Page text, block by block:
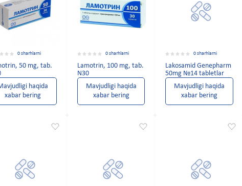
0 sharhlarni
50 mg, tab.
haqida
xabar bering
0 sharhlarni
Lamotrin, 100 mg, tab.
N30
Mavjudligi haqida
xabar bering
0 sharhlarni
Lakosamid Genepharm
50mg №14 tabletlar
Mavjudligi haqida
xabar bering